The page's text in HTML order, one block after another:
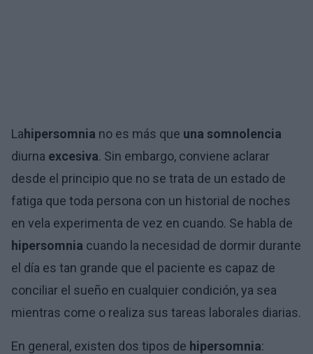
Lahipersomnia no es más que una somnolencia
diurna excesiva. Sin embargo, conviene aclarar
desde el principio que no se trata de un estado de
fatiga que toda persona con un historial de noches
en vela experimenta de vez en cuando. Se habla de
hipersomnia cuando la necesidad de dormir durante
el día es tan grande que el paciente es capaz de
conciliar el sueño en cualquier condición, ya sea
mientras come o realiza sus tareas laborales diarias.
En general, existen dos tipos de hipersomnia: